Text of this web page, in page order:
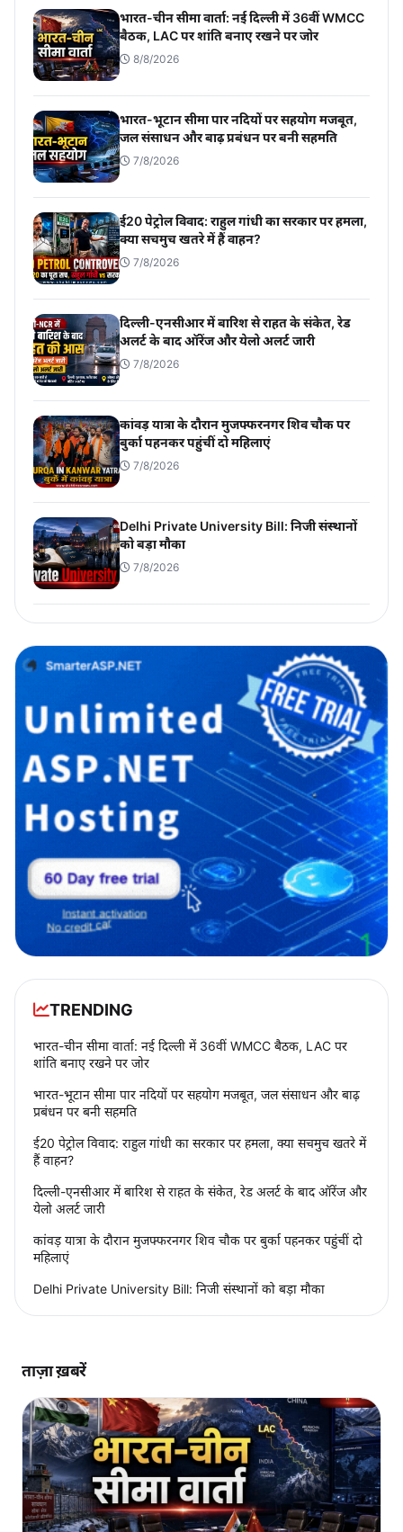
भारत-चीन सीमा वार्ता: नई दिल्ली में 36वीं WMCC
बैठक, LAC पर शांति बनाए रखने पर जोर
8/8/2026
भारत-भूटान सीमा पार नदियों पर सहयोग मजबूत,
जल संसाधन और बाढ़ प्रबंधन पर बनी सहमति
7/8/2026
ई20 पेट्रोल विवाद: राहुल गांधी का सरकार पर हमला,
क्या सचमुच खतरे में हैं वाहन?
7/8/2026
दिल्ली-एनसीआर में बारिश से राहत के संकेत, रेड
अलर्ट के बाद ऑरेंज और येलो अलर्ट जारी
7/8/2026
कांवड़ यात्रा के दौरान मुजफ्फरनगर शिव चौक पर
बुर्का पहनकर पहुंचीं दो महिलाएं
7/8/2026
Delhi Private University Bill: निजी संस्थानों
को बड़ा मौका
7/8/2026
TRENDING
भारत-चीन सीमा वार्ता: नई दिल्ली में 36वीं WMCC बैठक, LAC पर
शांति बनाए रखने पर जोर
भारत-भूटान सीमा पार नदियों पर सहयोग मजबूत, जल संसाधन और बाढ़
प्रबंधन पर बनी सहमति
ई20 पेट्रोल विवाद: राहुल गांधी का सरकार पर हमला, क्या सचमुच खतरे में
हैं वाहन?
दिल्ली-एनसीआर में बारिश से राहत के संकेत, रेड अलर्ट के बाद ऑरेंज और
येलो अलर्ट जारी
कांवड़ यात्रा के दौरान मुजफ्फरनगर शिव चौक पर बुर्का पहनकर पहुंचीं दो
महिलाएं
Delhi Private University Bill: निजी संस्थानों को बड़ा मौका
ताज़ा ख़बरें